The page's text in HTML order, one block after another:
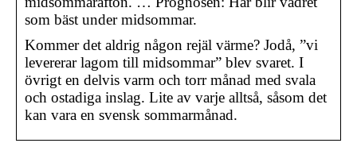
som bäst under midsommar.
Kommer det aldrig någon rejäl värme? Jodå, ”vi
levererar lagom till midsommar” blev svaret. I
övrigt en delvis varm och torr månad med svala
och ostadiga inslag. Lite av varje alltså, såsom det
kan vara en svensk sommarmånad.